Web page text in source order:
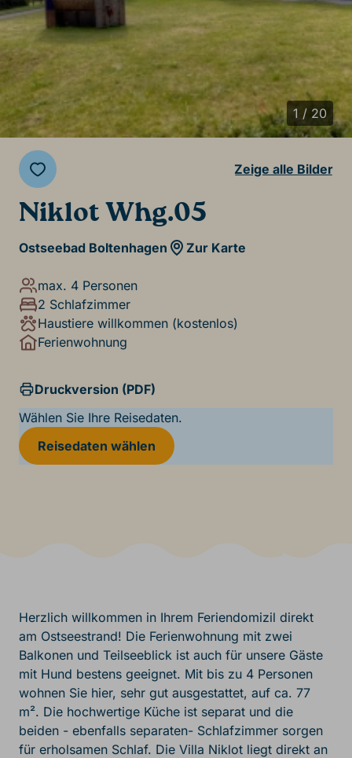
1 / 20
Zeige alle Bilder
Niklot Whg.05
Ostseebad Boltenhagen Zur Karte
max. 4 Personen
2 Schlafzimmer
Haustiere willkommen (kostenlos)
Ferienwohnung
Druckversion (PDF)
Wählen Sie Ihre Reisedaten.
Reisedaten wählen
Herzlich willkommen in Ihrem Feriendomizil direkt
am Ostseestrand! Die Ferienwohnung mit zwei
Balkonen und Teilseeblick ist auch für unsere Gäste
mit Hund bestens geeignet. Mit bis zu 4 Personen
wohnen Sie hier, sehr gut ausgestattet, auf ca. 77
m². Die hochwertige Küche ist separat und die
beiden - ebenfalls separaten- Schlafzimmer sorgen
für erholsamen Schlaf. Die Villa Niklot liegt direkt an